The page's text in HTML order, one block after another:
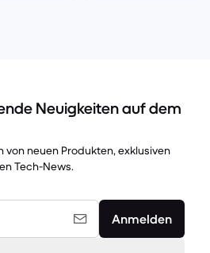
Neuigkeiten auf dem
von neuen Produkten, exklusiven
Tech-News.
Anmelden